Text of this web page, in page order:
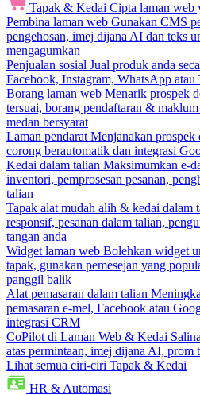
Tapak & Kedai Cipta laman web
Pembina laman web Gunakan CMS
pengehosan, imej dijana AI dan teks
mengagumkan
Penjualan sosial Jual produk anda
Facebook, Instagram, WhatsApp atau
Borang laman web Menarik prospek
tersuai, borang pendaftaran &
medan bersyarat
Laman pendarat Menjanakan prospek
corong berautomatik dan integrasi
Kedai dalam talian Maksimumkan e-
inventori, pemprosesan pesanan,
talian
Tapak alat mudah alih & kedai dalam
responsif, pesanan dalam talian,
tangan anda
Widget laman web Bolehkan widget
tapak, gunakan pemesejan yang
panggil balik
Alat pemasaran dalam talian
pemasaran e-mel, Facebook atau
integrasi CRM
CoPilot di Laman Web & Kedai
atas permintaan, imej dijana AI, prom
Lihat semua ciri-ciri Tapak & Kedai
HR & Automasi